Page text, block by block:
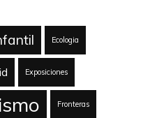
Ecologia
Exposiciones
Fronteras